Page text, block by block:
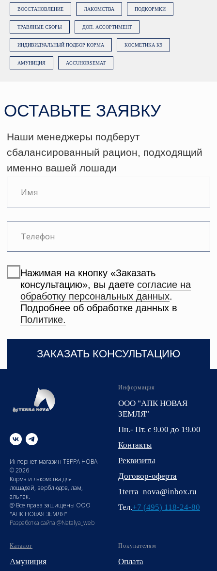
ВОССТАНОВЛЕНИЕ ЛАКОМСТВА ПОДКОРМКИ
ТРАВЯНЫЕ СБОРЫ ДОП. АССОРТИМЕНТ
ИНДИВИДУАЛЬНЫЙ ПОДБОР КОРМА КОСМЕТИКА К9
АМУНИЦИЯ ACCUHORSEMAT
Интернет-магазин ТЕРРА НОВА
© 2026
Корма и лакомства для
лошадей, верблюдов, лам,
альпак.
@ Все права защищены ООО
"АПК НОВАЯ ЗЕМЛЯ"
Разработка сайта @Natalya_web
Информация
ООО "АПК НОВАЯ
ЗЕМЛЯ"
Пн.- Пт. с 9.00 до 19.00
Контакты
Реквизиты
Договор-оферта
1terra_nova@inbox.ru
Тел.+7 (495) 118-24-80
Каталог
Амуниция
Покупателям
Оплата